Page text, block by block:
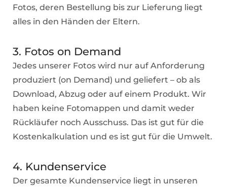
Fotos, deren Bestellung bis zur Lieferung liegt
alles in den Händen der Eltern.
3. Fotos on Demand
Jedes unserer Fotos wird nur auf Anforderung
produziert (on Demand) und geliefert – ob als
Download, Abzug oder auf einem Produkt. Wir
haben keine Fotomappen und damit weder
Rückläufer noch Ausschuss. Das ist gut für die
Kostenkalkulation und es ist gut für die Umwelt.
4. Kundenservice
Der gesamte Kundenservice liegt in unseren